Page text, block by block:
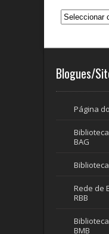
Categorias
Blogues/
Página
BAG
Rede de
RBB
BMB